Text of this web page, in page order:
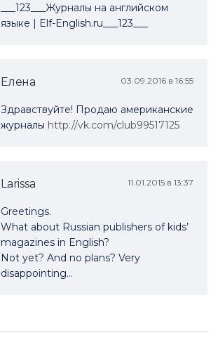
___123___Журналы на английском
языке | Elf-English.ru___123___
Елена 03.09.2016 в 16:55
Здравствуйте! Продаю американские
журналы http://vk.com/club99517125
Larissa 11.01.2015 в 13:37
Greetings.
What about Russian publishers of kids’
magazines in English?
Not yet? And no plans? Very
disappointing…